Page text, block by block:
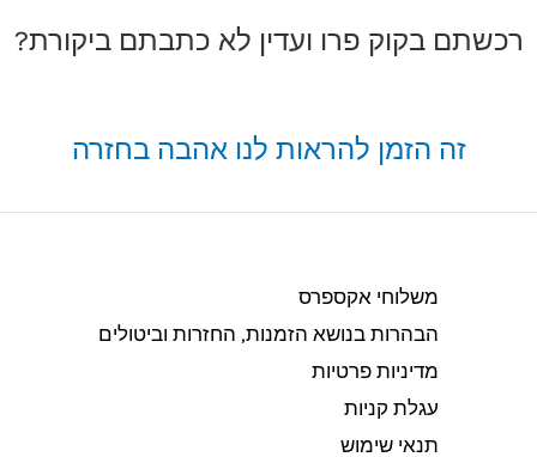
רכשתם בקוק פרו ועדין לא כתבתם ביקורת?
זה הזמן להראות לנו אהבה בחזרה
משלוחי אקספרס
הבהרות בנושא הזמנות, החזרות וביטולים​
מדיניות פרטיות
עגלת קניות
תנאי שימוש